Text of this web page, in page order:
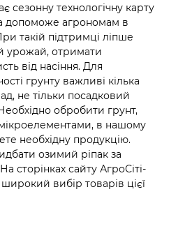
сезонну технологічну карту
допоможе агрономам в
такій підтримці ліпше
урожай, отримати
від насіння. Для
грунту важливі кілька
не тільки посадковий
обробити грунт,
в нашому
необхідну продукцію.
озимий ріпак за
сторінках сайту АгроСіті-
вибір товарів цієї